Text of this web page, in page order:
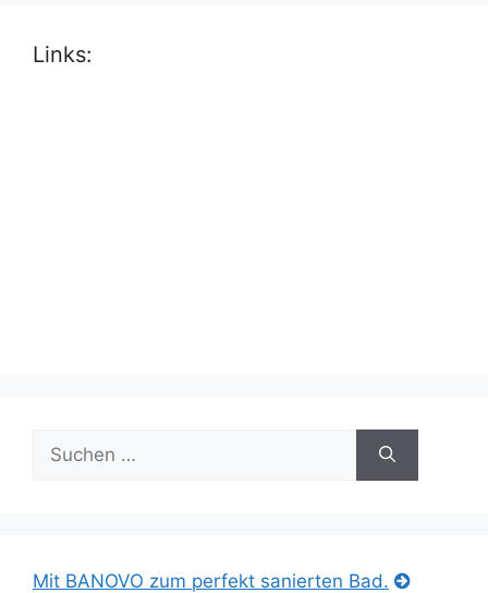
Links:
nach:
Mit BANOVO zum perfekt sanierten Bad.